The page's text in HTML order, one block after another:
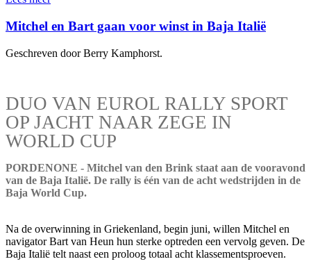
Mitchel en Bart gaan voor winst in Baja Italië
Geschreven door Berry Kamphorst.
DUO VAN EUROL RALLY SPORT
OP JACHT NAAR ZEGE IN
WORLD CUP
PORDENONE - Mitchel van den Brink staat aan de vooravond
van de Baja Italië. De rally is één van de acht wedstrijden in de
Baja World Cup.
Na de overwinning in Griekenland, begin juni, willen Mitchel en
navigator Bart van Heun hun sterke optreden een vervolg geven. De
Baja Italië telt naast een proloog totaal acht klassementsproeven.